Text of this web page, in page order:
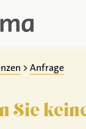
>Anfrage
Sie